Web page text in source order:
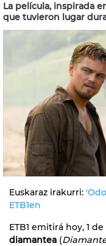
La película, inspirada
que tuvieron lugar
Euskaraz irakurri:
ETB1en
ETB1 emitirá hoy, 1
diamantea (